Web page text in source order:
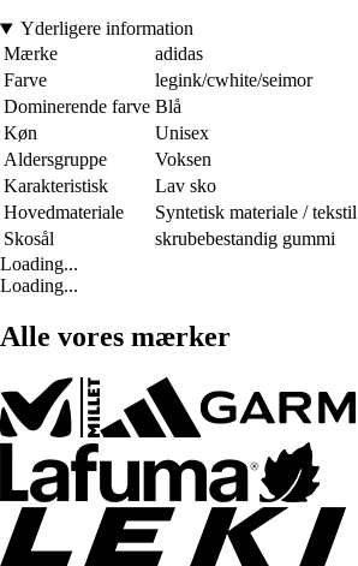
Yderligere information
Mærke
adidas
Farve
legink/cwhite/seimor
Dominerende farve Blå
Køn
Unisex
Aldersgruppe
Voksen
Karakteristisk
Lav sko
Hovedmateriale
Syntetisk materiale / tekstil
Skosål
skrubebestandig gummi
Loading...
Loading...
Alle vores mærker